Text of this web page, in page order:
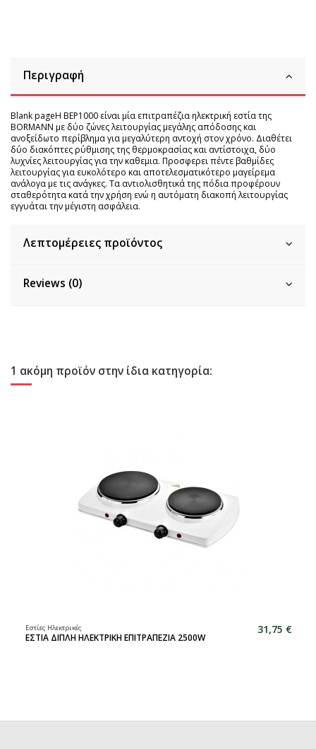
Περιγραφή
Blank pageΗ BEP1000 είναι μία επιτραπέζια ηλεκτρική εστία της
BORMANN με δύο ζώνες λειτουργίας μεγάλης απόδοσης και
ανοξείδωτο περίβλημα για μεγαλύτερη αντοχή στον χρόνο. Διαθέτει
δύο διακόπτες ρύθμισης της θερμοκρασίας και αντίστοιχα, δύο
λυχνίες λειτουργίας για την καθεμια. Προσφερει πέντε βαθμίδες
λειτουργίας για ευκολότερο και αποτελεσματικότερο μαγείρεμα
ανάλογα με τις ανάγκες. Τα αντιολισθητικά της πόδια προφέρουν
σταθερότητα κατά την χρήση ενώ η αυτόματη διακοπή λειτουργίας
εγγυάται την μέγιστη ασφάλεια.
Λεπτομέρειες προϊόντος
Reviews (0)
1 ακόμη προϊόν στην ίδια κατηγορία:
Εστίες Ηλεκτρικές
ΕΣΤΙΑ ΔΙΠΛΗ ΗΛΕΚΤΡΙΚΗ ΕΠΙΤΡΑΠΕΖΙΑ 2500W
31,75 €